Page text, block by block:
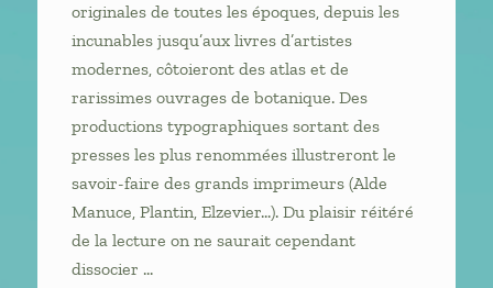
originales de toutes les époques, depuis les
incunables jusqu’aux livres d’artistes
modernes, côtoieront des atlas et de
rarissimes ouvrages de botanique. Des
productions typographiques sortant des
presses les plus renommées illustreront le
savoir-faire des grands imprimeurs (Alde
Manuce, Plantin, Elzevier…). Du plaisir réitéré
de la lecture on ne saurait cependant
dissocier …